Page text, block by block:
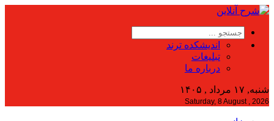
اندیشکده ترند
تبلیغات
درباره ما
شنبه, ۱۷ مرداد , ۱۴۰۵
Saturday, 8 August , 2026